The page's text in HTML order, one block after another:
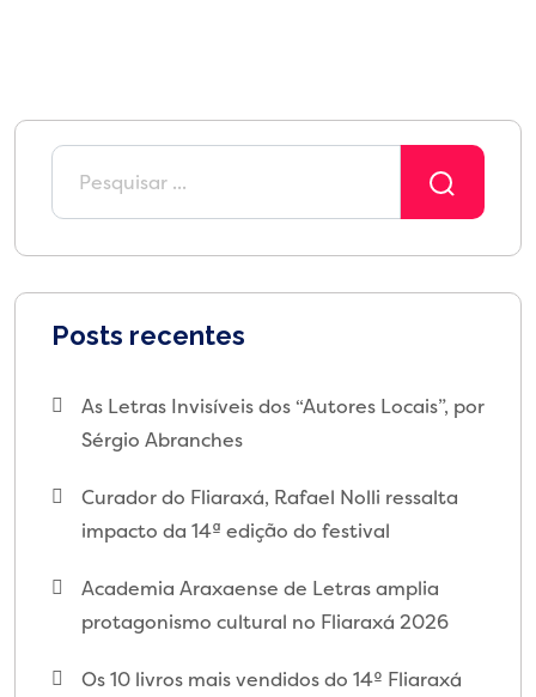
Posts recentes
As Letras Invisíveis dos “Autores Locais”, por
Sérgio Abranches
Curador do Fliaraxá, Rafael Nolli ressalta
impacto da 14ª edição do festival
Academia Araxaense de Letras amplia
protagonismo cultural no Fliaraxá 2026
Os 10 livros mais vendidos do 14º Fliaraxá